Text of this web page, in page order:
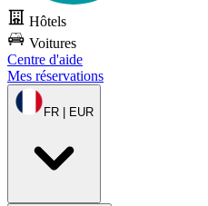
Hôtels
Voitures
Centre d'aide
Mes réservations
FR | EUR